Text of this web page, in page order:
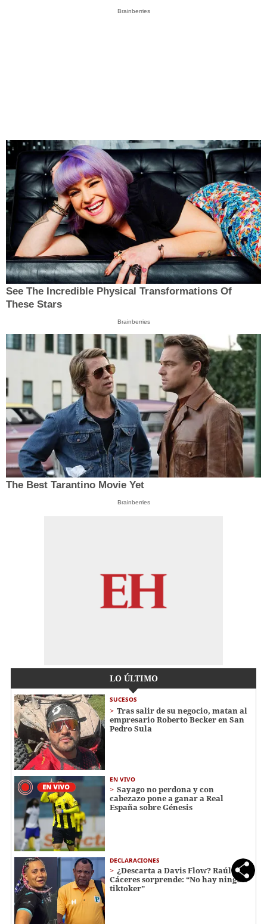
Brainberries
See The Incredible Physical Transformations Of
These Stars
Brainberries
The Best Tarantino Movie Yet
Brainberries
LO ÚLTIMO
SUCESOS
Tras salir de su negocio, matan al
empresario Roberto Becker en San
Pedro Sula
EN VIVO
Sayago no perdona y con
cabezazo pone a ganar a Real
España sobre Génesis
DECLARACIONES
¿Descarta a Davis Flow? Raúl
Cáceres sorprende: “No hay ningún
tiktoker”